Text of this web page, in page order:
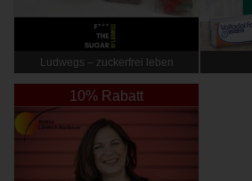
Ludwegs – zuckerfrei leben
10% Rabatt